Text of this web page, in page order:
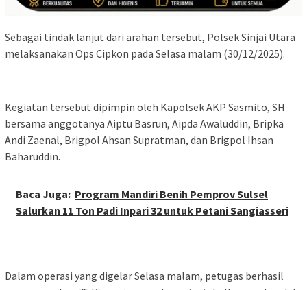
Sebagai tindak lanjut dari arahan tersebut, Polsek Sinjai Utara
melaksanakan Ops Cipkon pada Selasa malam (30/12/2025).
Kegiatan tersebut dipimpin oleh Kapolsek AKP Sasmito, SH
bersama anggotanya Aiptu Basrun, Aipda Awaluddin, Bripka
Andi Zaenal, Brigpol Ahsan Supratman, dan Brigpol Ihsan
Baharuddin.
Baca Juga: Program Mandiri Benih Pemprov Sulsel
Salurkan 11 Ton Padi Inpari 32 untuk Petani Sangiasseri
Dalam operasi yang digelar Selasa malam, petugas berhasil